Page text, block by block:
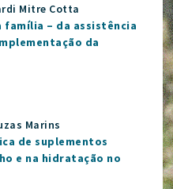
Mitre Cotta
família – da assistência
da
Marins
de suplementos
e na hidratação no